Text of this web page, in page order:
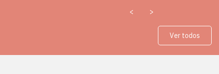
< >
Ver todos